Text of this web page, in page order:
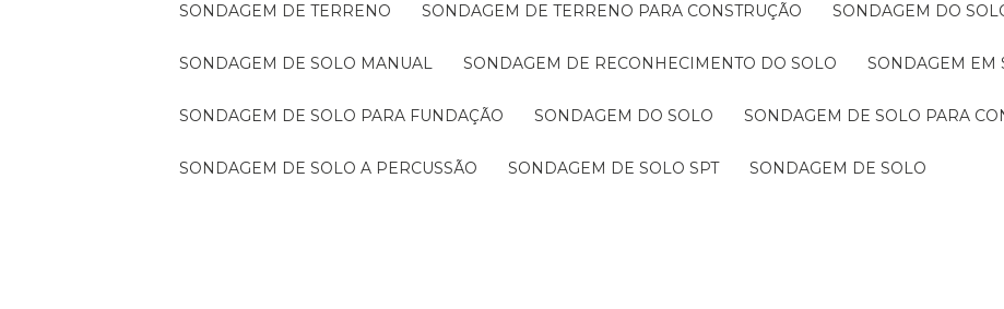
SONDAGEM DE TERRENO SONDAGEM DE TERRENO PARA CONSTRUÇÃO SONDAGEM DO
SONDAGEM DE SOLO MANUAL SONDAGEM DE RECONHECIMENTO DO SOLO SONDAGEM EM
SONDAGEM DE SOLO PARA FUNDAÇÃO SONDAGEM DO SOLO SONDAGEM DE SOLO PARA
SONDAGEM DE SOLO A PERCUSSÃO SONDAGEM DE SOLO SPT SONDAGEM DE SOLO